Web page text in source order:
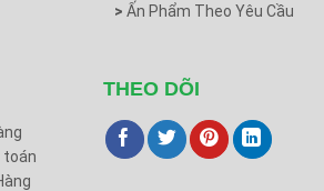
> Ấn Phẩm Theo Yêu Cầu
toán
THEO DÕI